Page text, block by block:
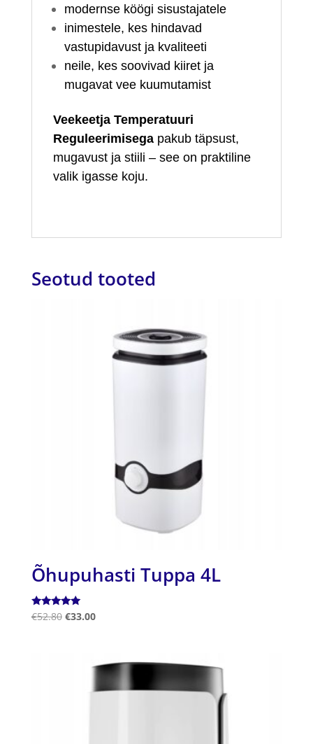
modernse köögi sisustajatele
inimestele, kes hindavad
vastupidavust ja kvaliteeti
neile, kes soovivad kiiret ja
mugavat vee kuumutamist
Veekeetja Temperatuuri
Reguleerimisegapakub täpsust,
mugavust ja stiili – see on praktiline
valik igasse koju.
Seotud tooted
Õhupuhasti Tuppa 4L
Hinnanguga
5.00
€52.80 €33.00